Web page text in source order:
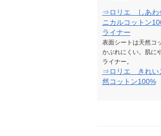
⇒ロリエ しあわ
ニカルコットン
ライナー
表面シートは天然コ
かぶれにくい。肌に
ライナー。
⇒ロリエ きれい
然コットン100%